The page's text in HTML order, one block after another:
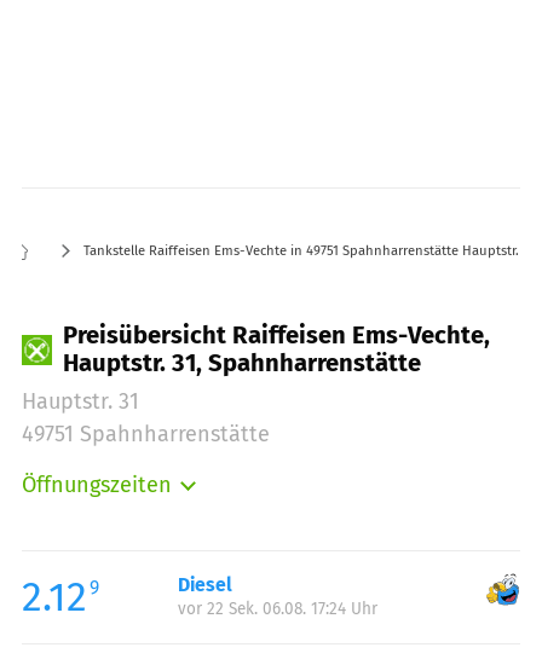
Tankstelle Raiffeisen Ems-Vechte in 49751 Spahnharrenstätte Hauptstr. 31
Preisübersicht Raiffeisen Ems-Vechte,
Hauptstr. 31, Spahnharrenstätte
Hauptstr. 31
49751 Spahnharrenstätte
Öffnungszeiten
Mittwoch:
08:00-17:00
Donnerstag:
08:00-17:00
2.12 9 Diesel
vor 22 Sek. 06.08. 17:24 Uhr